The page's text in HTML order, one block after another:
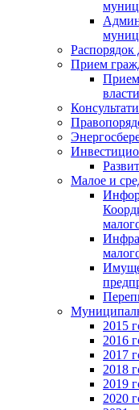
Распорядок
Прием
Прием
власти
Малое и
2015
2016
2017
2018
2019
2020